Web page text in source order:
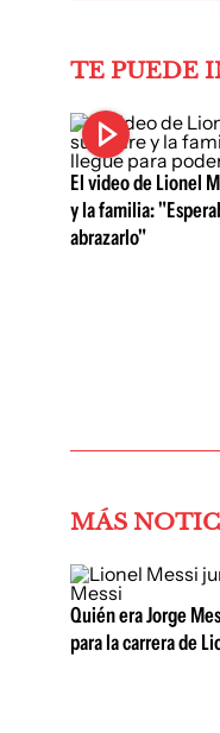
TE PUEDE
El video de Lionel
y la familia:
abrazarlo"
MÁS
Quién era Jorge
para la carrera de